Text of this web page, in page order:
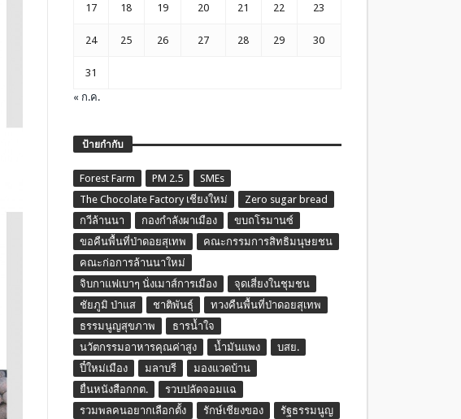
17 18 19 20 21 22 23
24 25 26 27 28 29 30
31
« ก.ค.
ป้ายกำกับ
Forest Farm PM 2.5
SMEs
The Chocolate Factory เชียงใหม่
Zero sugar bread
กวีล้านนา
กองกำลังผาเมือง
ขบถโรมานซ์
ขอคืนพื้นที่ป่าดอยสุเทพ
คณะกรรมการสิทธิมนุษยชน
คณะก่อการล้านนาใหม่
จิบกาแฟเบาๆ นั่งเมาส์การเมือง
จุดเสี่ยงในชุมชน
ชัยภูมิ ป่าแส
ชาติพันธุ์
ทวงคืนพื้นที่ป่าดอยสุเทพ
ธรรมนูญสุขภาพ
ธารน้ำใจ
นวัตกรรมอาหารคุณค่าสูง
น้ำมันแพง
บสย.
ปี๋ใหม่เมือง
มลาบรี
มองแวดบ้าน
ยื่นหนังสือกกต.
รวบปลัดจอมแฉ
รวมพลคนอยากเลือกตั้ง
รักษ์เชียงของ รัฐธรรมนูญ